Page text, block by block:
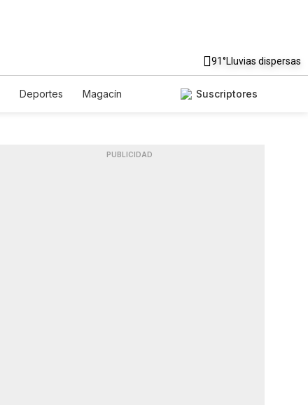
91°Lluvias dispersas
Deportes
Magacín
Suscriptores
PUBLICIDAD